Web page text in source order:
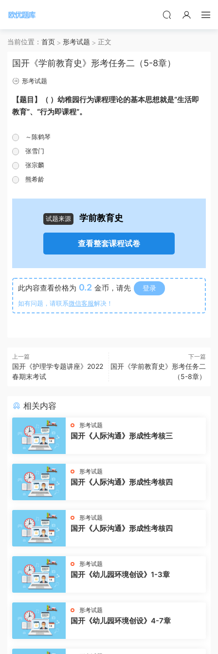
当前位置： 首页 形考试题 正文
国开《学前教育史》形考任务二（5-8章）
形考试题
【题目】（ ）幼稚园行为课程理论的基本思想就是“生活即
教育”、“行为即课程”。
～陈鹤琴
张雪门
张宗麟
熊希龄
试题来源 学前教育史
查看整套课程试卷
此内容查看价格为 0.2 金币，请先 登录
如有问题，请联系微信客服解决！
上一篇
国开《护理学专题讲座》2022
春期末考试
下一篇
国开《学前教育史》形考任务二
（5-8章）
相关内容
形考试题
国开《人际沟通》形成性考核三
形考试题
国开《人际沟通》形成性考核四
形考试题
国开《人际沟通》形成性考核四
形考试题
国开《幼儿园环境创设》1-3章
形考试题
国开《幼儿园环境创设》4-7章